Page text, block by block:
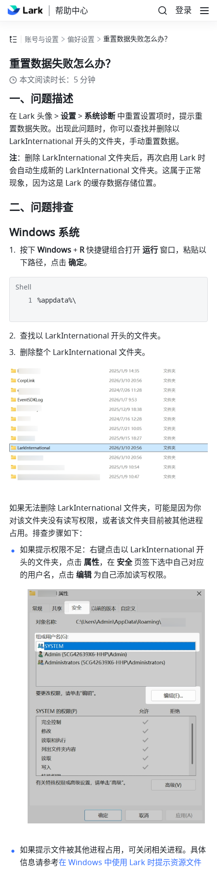
帮助中心 登录
账号与设置 偏好设置 重置数据失败怎么办？
重置数据失败怎么办？
本文阅读时长：5 分钟
一、问题描述
在 Lark 头像 > 设置 > 系统诊断 中重置设置项时，提示重
置数据失败。出现此问题时，你可以查找并删除以
LarkInternational 开头的文件夹，手动重置数据。
注：删除 LarkInternational 文件夹后，再次启用 Lark 时
会自动生成新的 LarkInternational 文件夹。这属于正常
现象，因为这是 Lark 的缓存数据存储位置。
二、问题排查
Windows 系统
按下 Windows + R 快捷键组合打开 运行 窗口，粘贴以
下路径，点击 确定。
Shell
%appdata%\
查找以 LarkInternational 开头的文件夹。
删除整个 LarkInternational 文件夹。
如果无法删除 LarkInternational 文件夹，可能是因为你
对该文件夹没有读写权限，或者该文件夹目前被其他进程
占用。排查步骤如下：
如果提示权限不足：右键点击以 LarkInternational 开
头的文件夹，点击 属性，在 安全 页签下选中自己对应
的用户名，点击 编辑 为自己添加读写权限。
如果提示文件被其他进程占用，可关闭相关进程。具体
信息请参考在 Windows 中使用 Lark 时提示资源文件